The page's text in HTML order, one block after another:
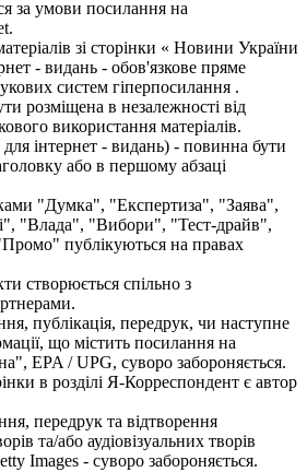
за умови посилання на
зі сторінки « Новини України
- видань - обов'язкове пряме
систем гіперпосилання .
розміщена в незалежності від
використання матеріалів.
інтернет - видань) - повинна бути
або в першому абзаці
"Думка", "Експертиза", "Заява",
"Влада", "Вибори", "Тест-драйв",
публікуються на правах
створюється спільно з
публікація, передрук, чи наступне
що містить посилання на
EPA / UPG, суворо забороняється.
в розділі Я-Корреспондент є автор
передрук та відтворення
та/або аудіовізуальних творів
Images - суворо забороняється.